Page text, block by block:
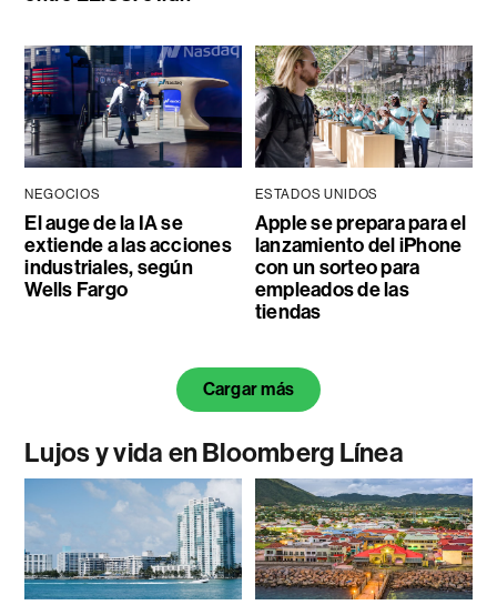
NEGOCIOS
El auge de la IA se
extiende a las acciones
industriales, según
Wells Fargo
ESTADOS UNIDOS
Apple se prepara para el
lanzamiento del iPhone
con un sorteo para
empleados de las
tiendas
Cargar más
Lujos y vida en Bloomberg Línea